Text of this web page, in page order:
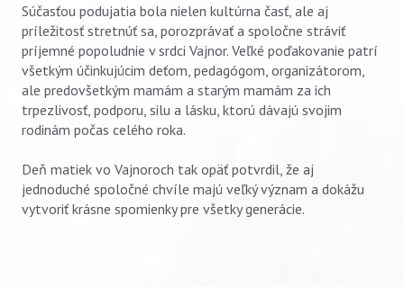
Súčasťou podujatia bola nielen kultúrna časť, ale aj
príležitosť stretnúť sa, porozprávať a spoločne stráviť
príjemné popoludnie v srdci Vajnor. Veľké poďakovanie patrí
všetkým účinkujúcim deťom, pedagógom, organizátorom,
ale predovšetkým mamám a starým mamám za ich
trpezlivosť, podporu, silu a lásku, ktorú dávajú svojim
rodinám počas celého roka.
Deň matiek vo Vajnoroch tak opäť potvrdil, že aj
jednoduché spoločné chvíle majú veľký význam a dokážu
vytvoriť krásne spomienky pre všetky generácie.